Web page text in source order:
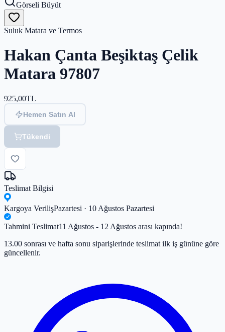
Görseli Büyüt
Suluk Matara ve Termos
Hakan Çanta Beşiktaş Çelik
Matara 97807
925,00TL
Hemen Satın Al
Tükendi
Teslimat Bilgisi
Kargoya VerilişPazartesi · 10 Ağustos Pazartesi
Tahmini Teslimat11 Ağustos - 12 Ağustos arası kapında!
13.00 sonrası ve hafta sonu siparişlerinde teslimat ilk iş gününe göre
güncellenir.